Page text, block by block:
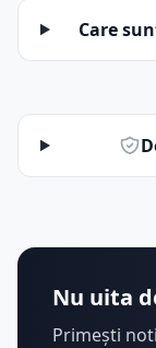
Care
Nu uita
Primești